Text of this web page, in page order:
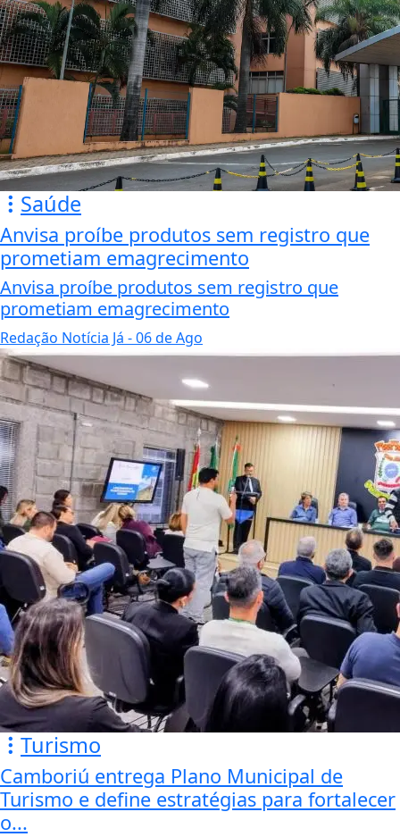
Saúde
Anvisa proíbe produtos sem registro que
prometiam emagrecimento
Anvisa proíbe produtos sem registro que
prometiam emagrecimento
Redação Notícia Já - 06 de Ago
Turismo
Camboriú entrega Plano Municipal de
Turismo e define estratégias para fortalecer
o...